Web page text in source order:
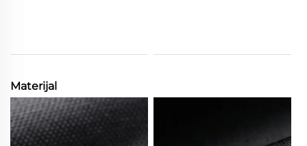
Materijal